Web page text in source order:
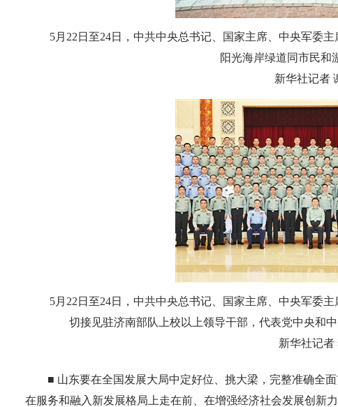
5月22日至24日，中共中央总书记、国家主席、中央军委主
阳光海岸绿道同市民和
新华社记者
5月22日至24日，中共中央总书记、国家主席、中央军委主
切接见驻济南部队上校以上领导干部，代表党中央和
新华社记者
■ 山东要在全国发展大局中定好位、挑大梁，完整准确全面
在服务和融入新发展格局上走在前、在增强经济社会发展创新